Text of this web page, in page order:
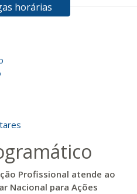
R$ 892,23
horárias
Profissional atende ao
Nacional para Ações